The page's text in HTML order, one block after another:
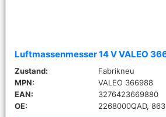
Luftmassenmesser 14 V VALEO
Zustand:
Fabrikneu
MPN:
VALEO 366988
EAN:
3276423669880
OE:
2268000QAD,